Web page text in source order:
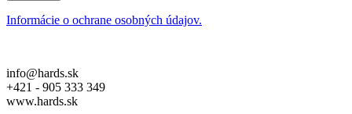
Informácie o ochrane osobných údajov.
info@hards.sk
+421 - 905 333 349
www.hards.sk